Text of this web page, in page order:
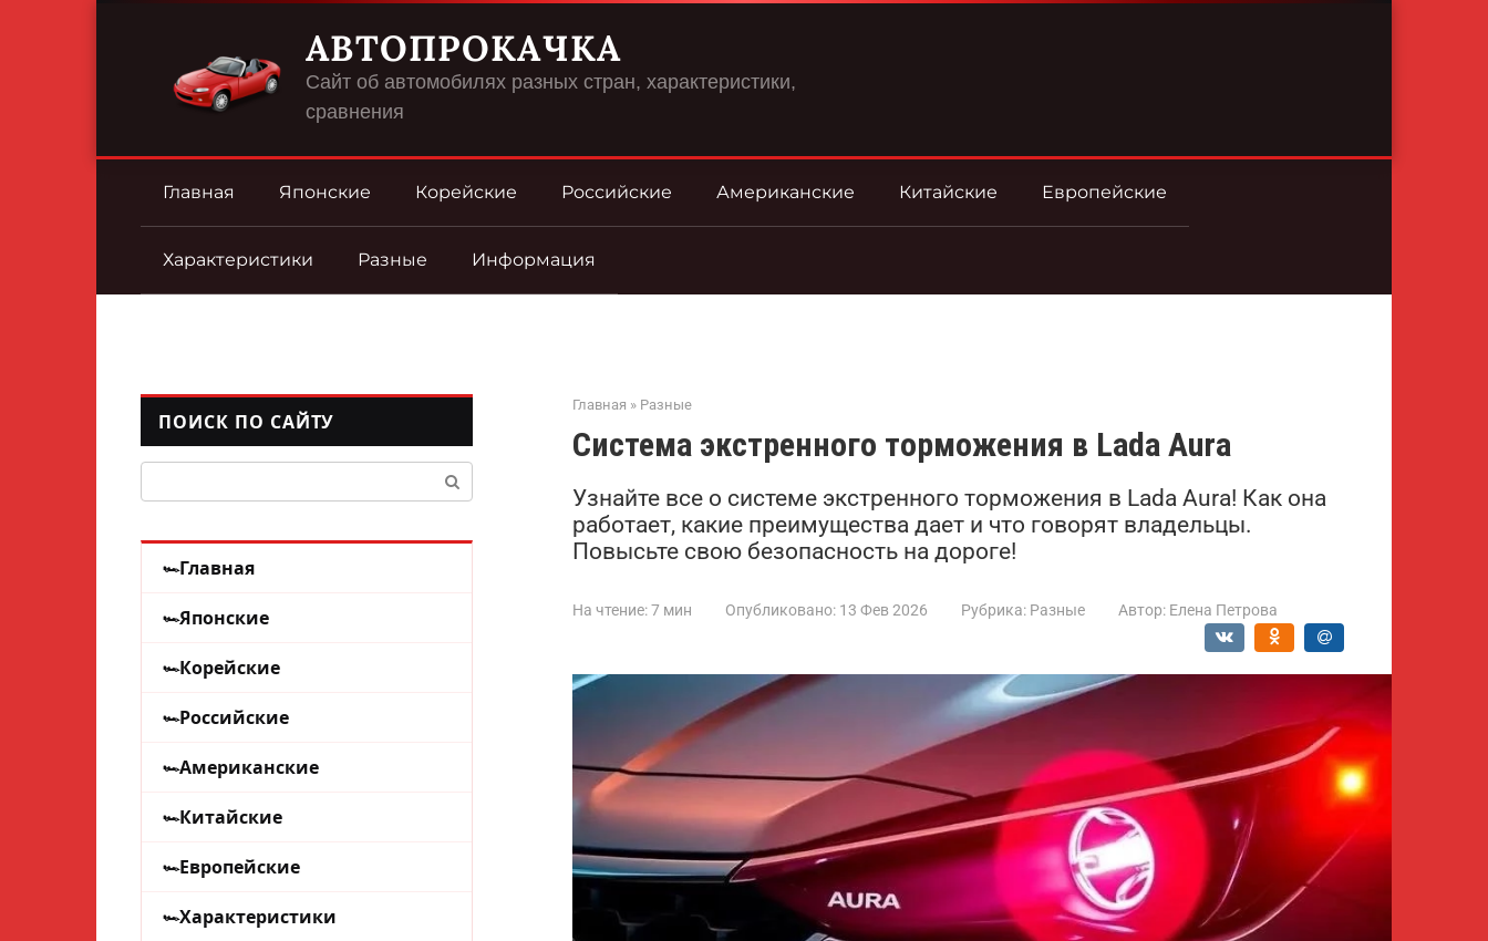
АВТОПРОКАЧКА
Сайт об автомобилях разных стран, характеристики,
сравнения
Главная Японские Корейские Российские Американские Китайские Европейские
Характеристики Разные Информация
Главная » Разные
Система экстренного торможения в Lada Aura
Узнайте все о системе экстренного торможения в Lada Aura! Как она
работает, какие преимущества дает и что говорят владельцы.
Повысьте свою безопасность на дороге!
На чтение:7 мин Опубликовано: 13 Фев 2026 Рубрика: Разные Автор: Елена Петрова
ПОИСК ПО САЙТУ
Главная
Японские
Корейские
Российские
Американские
Китайские
Европейские
Характеристики